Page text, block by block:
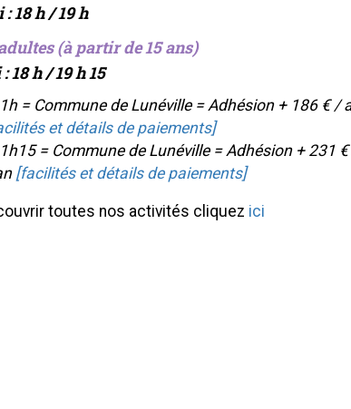
18 h / 19 h
(à partir de 15 ans)
18 h / 19 h 15
= Commune de Lunéville = Adhésion + 186 €
et détails de paiements]
= Commune de Lunéville = Adhésion + 231
[facilités et détails de paiements]
toutes nos activités cliquez ici